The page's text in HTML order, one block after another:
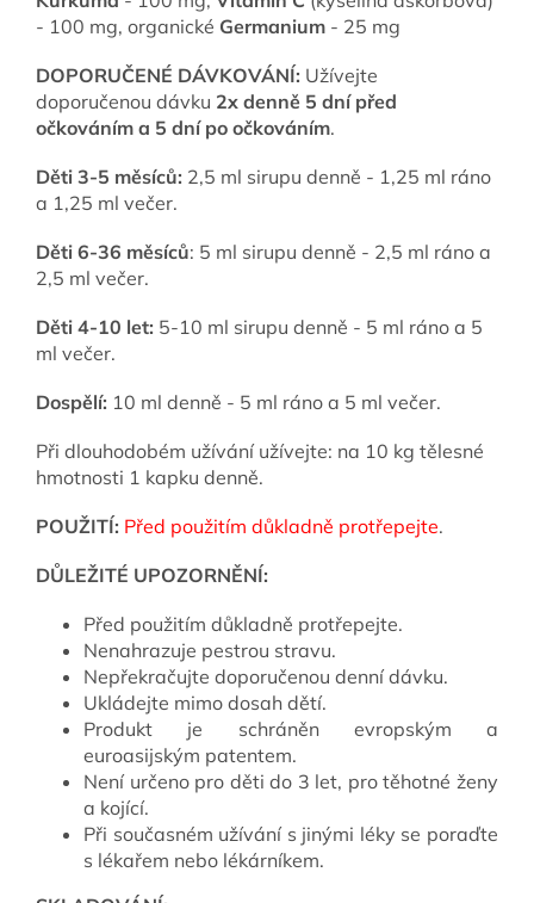
- 100 mg, organické Germanium - 25 mg
DOPORUČENÉ DÁVKOVÁNÍ: Užívejte
doporučenou dávku 2x denně 5 dní před
očkováním a 5 dní po očkováním.
Děti 3-5 měsíců: 2,5 ml sirupu denně - 1,25 ml ráno
a 1,25 ml večer.
Děti 6-36 měsíců: 5 ml sirupu denně - 2,5 ml ráno a
2,5 ml večer.
Děti 4-10 let: 5-10 ml sirupu denně - 5 ml ráno a 5
ml večer.
Dospělí: 10 ml denně - 5 ml ráno a 5 ml večer.
Při dlouhodobém užívání užívejte: na 10 kg tělesné
hmotnosti 1 kapku denně.
POUŽITÍ: Před použitím důkladně protřepejte.
DŮLEŽITÉ UPOZORNĚNÍ:
Před použitím důkladně protřepejte.
Nenahrazuje pestrou stravu.
Nepřekračujte doporučenou denní dávku.
Ukládejte mimo dosah dětí.
Produkt je schráněn evropským a
euroasijským patentem.
Není určeno pro děti do 3 let, pro těhotné ženy
a kojící.
Při současném užívání s jinými léky se poraďte
s lékařem nebo lékárníkem.